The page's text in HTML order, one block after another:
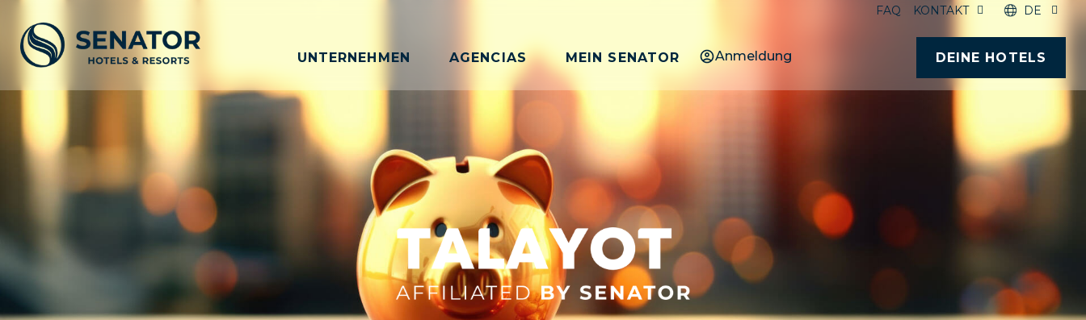
FAQ KONTAKT DE
UNTERNEHMEN AGENCIAS MEIN SENATOR Anmeldung DEINE HOTELS